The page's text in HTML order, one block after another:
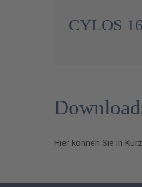
CYLOS
Hier können Sie in